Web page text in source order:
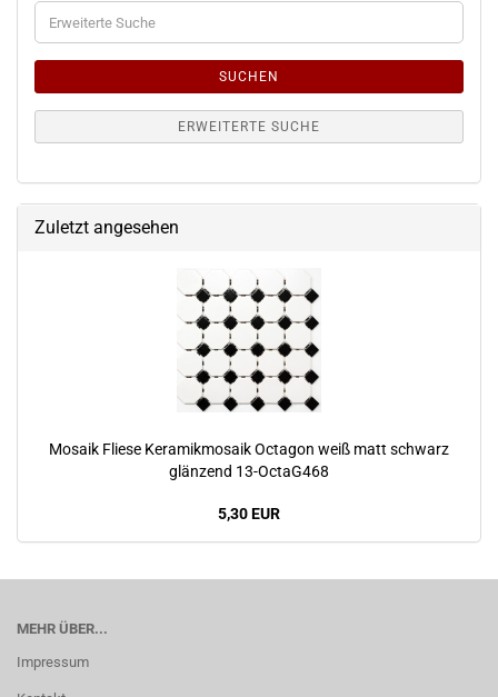
Erweiterte
Suche
SUCHEN
ERWEITERTE SUCHE
Zuletzt angesehen
Mosaik Fliese Keramikmosaik Octagon weiß matt schwarz
glänzend 13-OctaG468
5,30 EUR
MEHR ÜBER...
Impressum